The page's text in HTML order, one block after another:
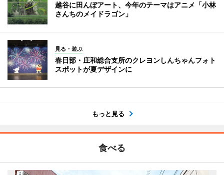
越谷に田んぼアート、今年のテーマはアニメ「小林
さんちのメイドラゴン」
見る・遊ぶ
春日部・庄和総合支所のクレヨンしんちゃんフォト
スポットが夏デザインに
もっと見る
食べる